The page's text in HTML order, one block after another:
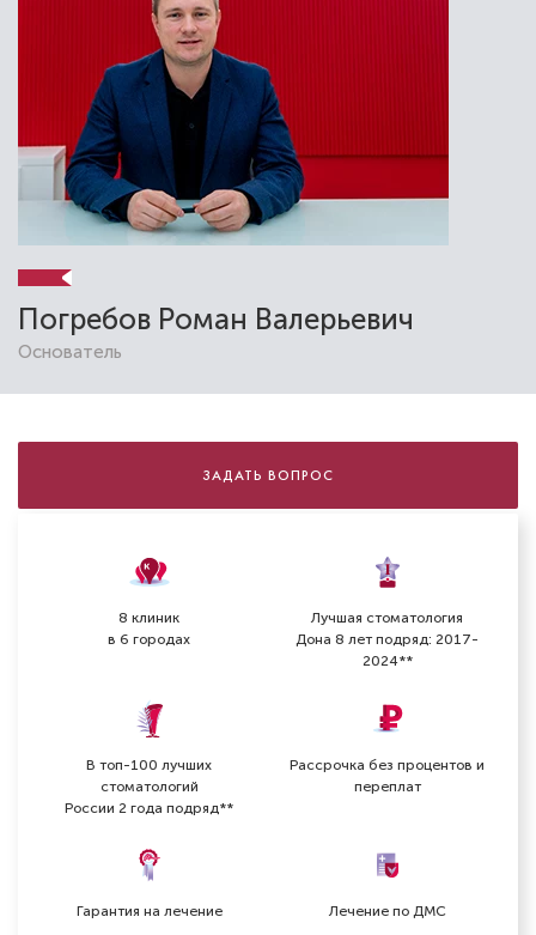
Сафиулина Анастасия Михайловна
Стоматолог-ортодонт
Специальность: детская ортодонтия,
ортодонтия
Стаж работы: 3 года
Артемова Светлана Михайловна
Специальность: детская ортодонтия,
Стаж работы: 3 года
Погребов Роман Валерьевич
Основатель
ЗАДАТЬ ВОПРОС
8 клиник
в 6 городах
Лучшая стоматология
Дона 8 лет подряд: 2017-
2024**
В топ-100 лучших
стоматологий
России 2 года подряд**
Рассрочка без процентов и
переплат
Гарантия на лечение Лечение по ДМС